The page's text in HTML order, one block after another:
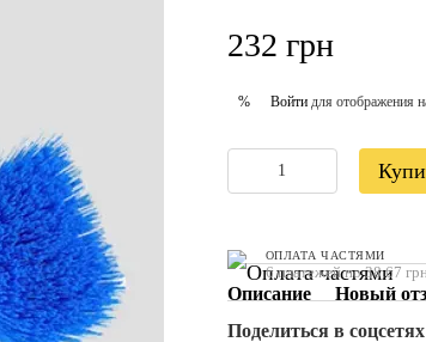
232 грн
% Войтидля отображения
ОПЛАТА ЧАСТЯМИ
6 платежей по 38.67
Описание
Новый
Поделиться в соцсетях